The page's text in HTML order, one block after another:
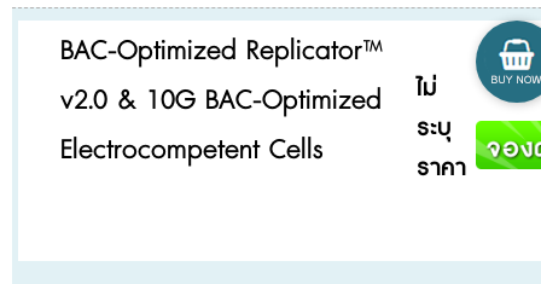
BAC-Optimized Replicator™
v2.0 & 10G BAC-Optimized
Electrocompetent Cells
ไม่
ระบุ
ราคา